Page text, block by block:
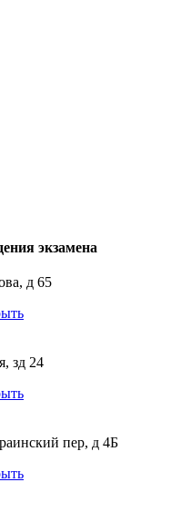
экзамена
д 65
зд 24
пер, д 4Б